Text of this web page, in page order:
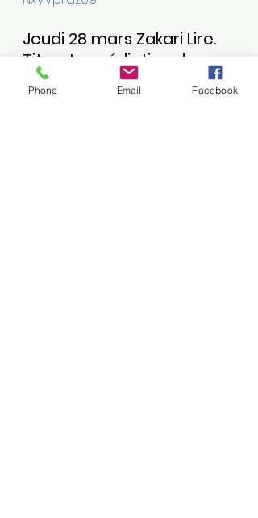
Jeudi 28 mars Zakari Lire.
Titre : La médiation des
savoirs locaux dans les
institutions
Phone Email Facebook